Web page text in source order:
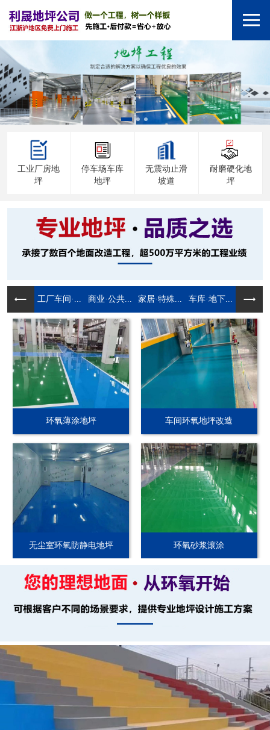
工业厂房地
坪
停车场车库
地坪
无震动止滑
坡道
耐磨硬化地
坪
工厂车间·... 商业·公共... 家居·特殊... 车库·地下...
环氧薄涂地坪 车间环氧地坪改造
无尘室环氧防静电地坪 环氧砂浆滚涂